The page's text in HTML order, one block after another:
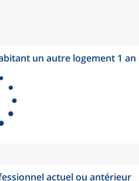
un autre logement 1
actuel ou antérieur